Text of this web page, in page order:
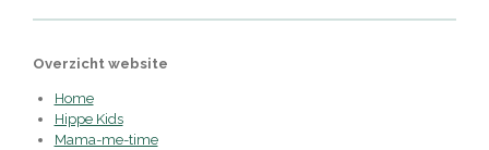
Overzicht website
Home
Hippe Kids
Mama-me-time